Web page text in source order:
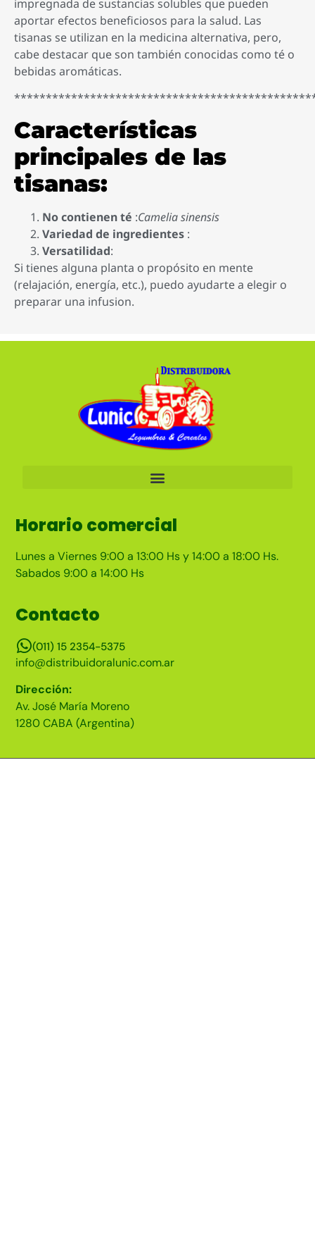
impregnada de sustancias solubles que pueden
aportar efectos beneficiosos para la salud. Las
tisanas se utilizan en la medicina alternativa, pero,
cabe destacar que son también conocidas como té o
bebidas aromáticas.
Características
principales de las
tisanas:
No contienen té :Camelia sinensis
Variedad de ingredientes :
Versatilidad:
Si tienes alguna planta o propósito en mente
(relajación, energía, etc.), puedo ayudarte a elegir o
preparar una infusion.
Horario comercial
Lunes a Viernes 9:00 a 13:00 Hs y 14:00 a 18:00 Hs.
Sabados 9:00 a 14:00 Hs
Contacto
(011) 15 2354-5375
info@distribuidoralunic.com.ar
Dirección:
Av. José María Moreno
1280 CABA (Argentina)